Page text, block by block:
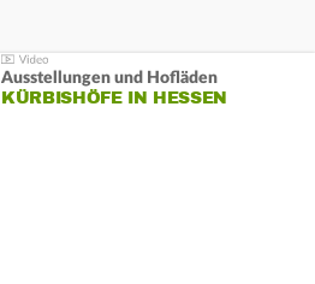
Ausstellungen und Hofläden
KÜRBISHÖFE IN HESSEN